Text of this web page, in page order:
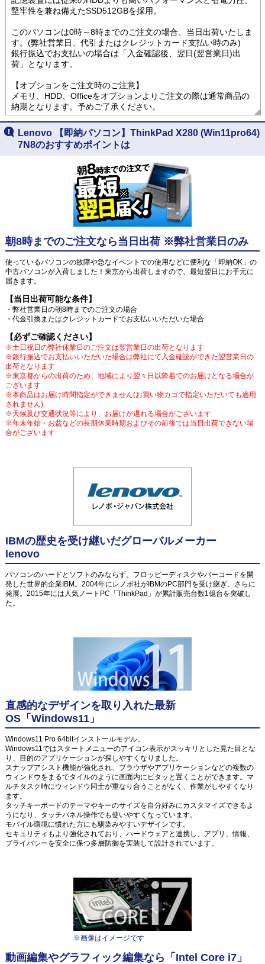
堅牢性を兼ね備えたSSD512GBを採用。
このパソコンは0時～8時までのご注文の場合、当日出荷いたしま
す。(弊社営業日、代引またはクレジットカード支払い時のみ)
銀行振込でお支払いの場合は「入金確認後、翌日(翌営業日)出
荷」となります。
【オプションをご注文時のご注意】
メモリ、HDD、Officeをオプションよりご注文の際は通常商品の
納期となります。予めご了承ください。
Lenovo 【即納パソコン】ThinkPad X280 (Win11pro64)
7N8のおすすめポイントは
朝8時までのご注文なら当日出荷 ※弊社営業日のみ
使っているパソコンの故障や急なイベントでの使用などに便利な「即納OK」の
中古パソコンが入荷しました！東京から出荷しますので、最短翌日にお手元に
届きます。
【当日出荷可能な条件】
・弊社営業日の朝8時までのご注文の場合
・代金引換またはクレジットカードでお支払いいただいた場合
【必ずご確認ください】
※土日祝日の弊社休業日のご注文は翌営業日の出荷となります
※銀行振込でお支払いいただいた場合は弊社にて入金確認ができた翌営業日の
出荷となります
※東京都からの出荷のため、地域により翌々日以降着でのお届けとなる場合が
ございます
※本商品はお届け時間指定ができません(お買い物カゴで指定いただいても適用
されません)
※天候及び交通状況等により、お届けが遅れる場合がございます
※年末年始・お盆などの長期休業時期およびその前後では当日出荷できない場
合がございます
IBMの歴史を受け継いだグローバルメーカー
lenovo
パソコンのハードとソフトのみならず、フロッピーディスクやバーコードを開
発した世界的企業IBM。2004年にレノボ社がIBMのPC部門を受け継ぎ、さらに
発展。2015年には人気ノートPC「ThinkPad」が累計販売台数1億台を突破し
た。
直感的なデザインを取り入れた最新
OS「Windows11」
Windows11 Pro 64bitインストールモデル。
Windows11ではスタートメニューのアイコン表示がスッキリとした見た目とな
り、目的のアプリケーションが探しやすくなりました。
スナップアシスト機能が強化され、ブラウザやアプリケーションなどの複数の
ウィンドウをまるでタイルのように画面内にピタッと置くことができます。マ
ルチタスク時にウィンドウ同士が重なり合うことがなく、作業がしやすくなり
ます。
タッチキーボードのテーマやキーのサイズを自分好みにカスタマイズできるよ
うになり、タッチパネル操作でも使いやすくなっています。
モバイル環境に慣れた方にも馴染みやすいデザインです。
セキュリティもより強化されており、ハードウェアと連携し、アプリ、情報、
プライバシーを安全に保つ多層防御を実装して設計されています。
※画像はイメージです
動画編集やグラフィック編集なら「Intel Core i7」